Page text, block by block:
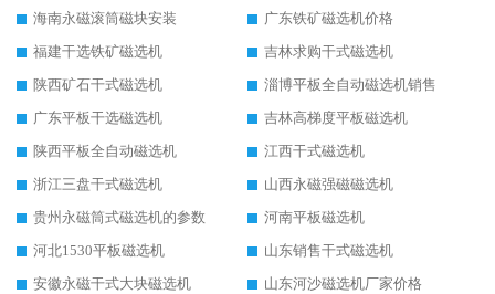
海南永磁滚筒磁块安装
广东铁矿磁选机价格
福建干选铁矿磁选机
吉林求购干式磁选机
陕西矿石干式磁选机
淄博平板全自动磁选机销售
广东平板干选磁选机
吉林高梯度平板磁选机
陕西平板全自动磁选机
江西干式磁选机
浙江三盘干式磁选机
山西永磁强磁磁选机
贵州永磁筒式磁选机的参数
河南平板磁选机
河北1530平板磁选机
山东销售干式磁选机
安徽永磁干式大块磁选机
山东河沙磁选机厂家价格